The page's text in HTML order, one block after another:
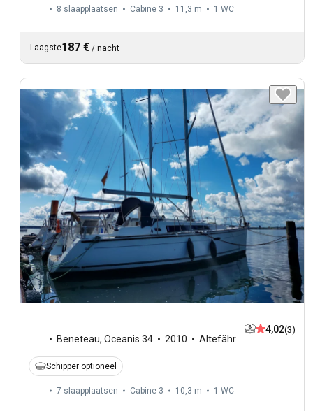
8 slaapplaatsen Cabine 3 11,3 m 1 WC
Laagste187 € / nacht
Beneteau, Oceanis 34 2010 Altefähr
4,02(3)
Schipper optioneel
7 slaapplaatsen Cabine 3 10,3 m 1 WC